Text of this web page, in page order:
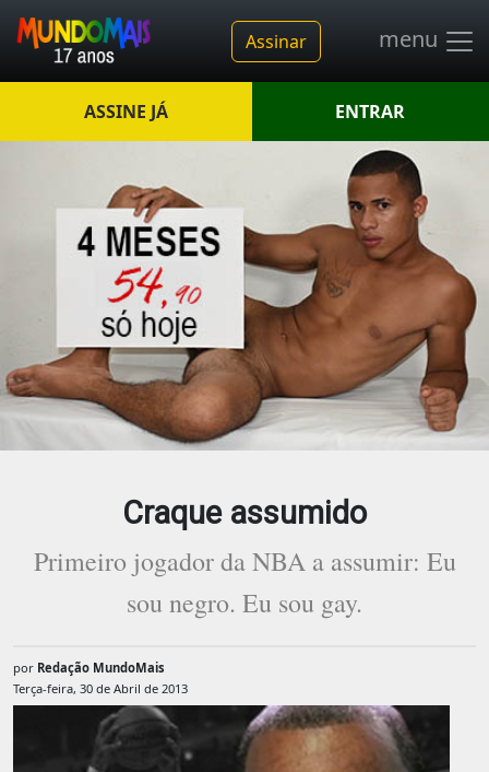
Assinar menu
ASSINE JÁ ENTRAR
Craque assumido
Primeiro jogador da NBA a assumir: Eu
sou negro. Eu sou gay.
por Redação MundoMais
Terça-feira, 30 de Abril de 2013